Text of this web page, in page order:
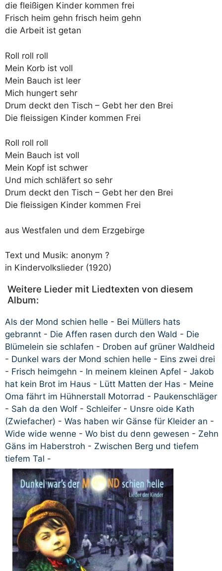
die fleißigen Kinder kommen frei
Frisch heim gehn frisch heim gehn
die Arbeit ist getan
Roll roll roll
Mein Korb ist voll
Mein Bauch ist leer
Mich hungert sehr
Drum deckt den Tisch – Gebt her den Brei
Die fleissigen Kinder kommen Frei
Roll roll roll
Mein Bauch ist voll
Mein Kopf ist schwer
Und mich schläfert so sehr
Drum deckt den Tisch – Gebt her den Brei
Die fleissigen Kinder kommen Frei
aus Westfalen und dem Erzgebirge
Text und Musik: anonym ?
in Kindervolkslieder (1920)
Weitere Lieder mit Liedtexten von diesem
Album:
Als der Mond schien helle - Bei Müllers hats
gebrannt - Die Affen rasen durch den Wald - Die
Blümelein sie schlafen - Droben auf grüner Waldheid
- Dunkel wars der Mond schien helle - Eins zwei drei
- Frisch heimgehn - In meinem kleinen Apfel - Jakob
hat kein Brot im Haus - Lütt Matten der Has - Meine
Oma fährt im Hühnerstall Motorrad - Paukenschläger
- Sah da den Wolf - Schleifer - Unsre oide Kath
(Zwiefacher) - Was haben wir Gänse für Kleider an -
Wide wide wenne - Wo bist du denn gewesen - Zehn
Gäns im Haberstroh - Zwischen Berg und tiefem
tiefem Tal -